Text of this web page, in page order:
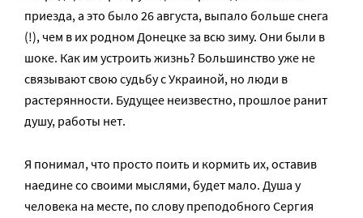
приезда, а это было 26 августа, выпало больше снега
(!), чем в их родном Донецке за всю зиму. Они были в
шоке. Как им устроить жизнь? Большинство уже не
связывают свою судьбу с Украиной, но люди в
растерянности. Будущее неизвестно, прошлое ранит
душу, работы нет.
Я понимал, что просто поить и кормить их, оставив
наедине со своими мыслями, будет мало. Душа у
человека на месте, по слову преподобного Сергия